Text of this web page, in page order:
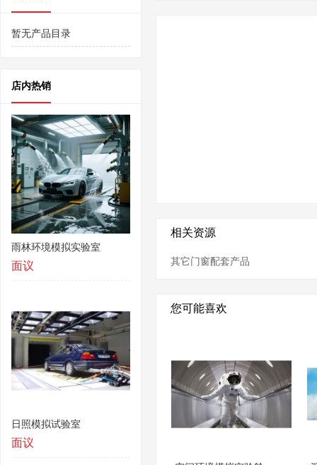
暂无产品目录
店内热销
雨林环境模拟实验室
面议
日照模拟试验室
面议
相关资源
其它门窗配套产品
您可能喜欢